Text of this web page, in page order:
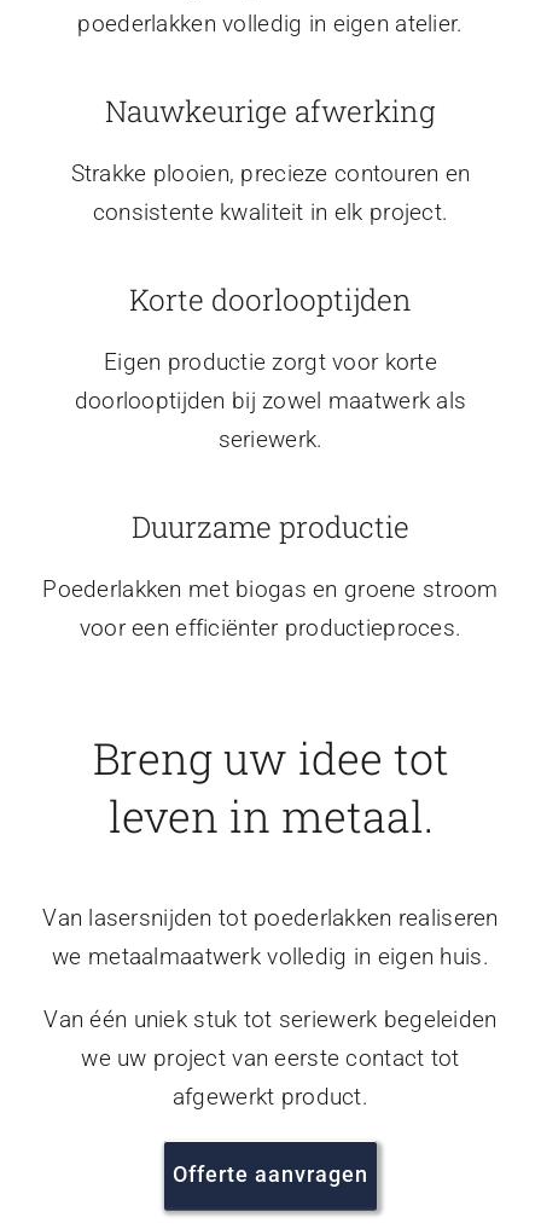
poederlakken volledig in eigen atelier.
Nauwkeurige afwerking
Strakke plooien, precieze contouren en
consistente kwaliteit in elk project.
Korte doorlooptijden
Eigen productie zorgt voor korte
doorlooptijden bij zowel maatwerk als
seriewerk.
Duurzame productie
Poederlakken met biogas en groene stroom
voor een efficiënter productieproces.
Breng uw idee tot
leven in metaal.
Van lasersnijden tot poederlakken realiseren
we metaalmaatwerk volledig in eigen huis.
Van één uniek stuk tot seriewerk begeleiden
we uw project van eerste contact tot
afgewerkt product.
Offerte aanvragen